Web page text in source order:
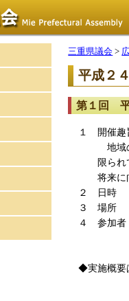
三重県議会 >
平成２
第１回 平
１ 開催趣
地域の活
限られて
将来に向
２ 日時
３ 場所
４ 参加者
（２）
◆実施概要